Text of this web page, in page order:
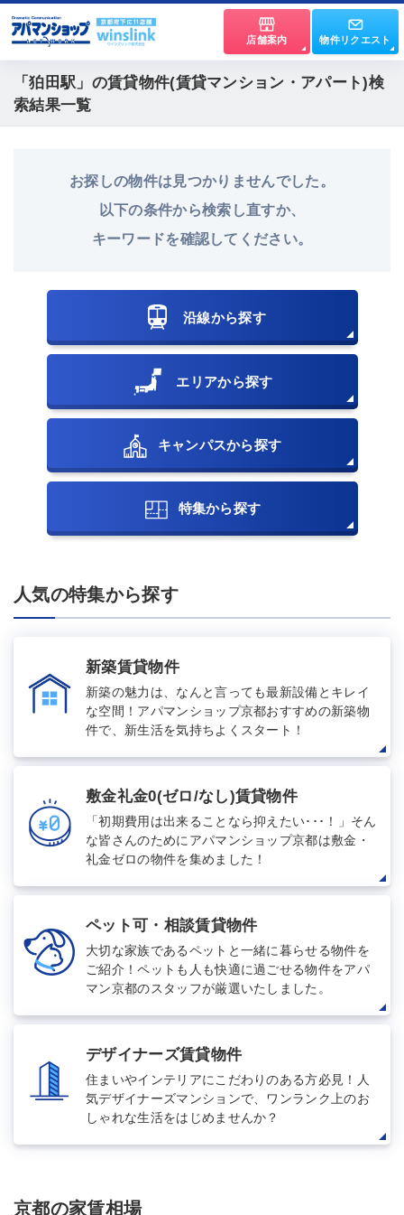
店舗案内 物件リクエスト
「狛田駅」 の賃貸物件(賃貸マンション・アパート)検
索結果一覧
お探しの物件は見つかりませんでした。
以下の条件から検索し直すか、
キーワードを確認してください。
沿線から探す
エリアから探す
キャンパスから探す
特集から探す
人気の特集から探す
新築賃貸物件
新築の魅力は、なんと言っても最新設備とキレイ
な空間！アパマンショップ京都おすすめの新築物
件で、新生活を気持ちよくスタート！
敷金礼金0(ゼロ/なし)賃貸物件
「初期費用は出来ることなら抑えたい･･･！」そん
な皆さんのためにアパマンショップ京都は敷金・
礼金ゼロの物件を集めました！
ペット可・相談賃貸物件
大切な家族であるペットと一緒に暮らせる物件を
ご紹介！ペットも人も快適に過ごせる物件をアパ
マン京都のスタッフが厳選いたしました。
デザイナーズ賃貸物件
住まいやインテリアにこだわりのある方必見！人
気デザイナーズマンションで、ワンランク上のお
しゃれな生活をはじめませんか？
京都の家賃相場